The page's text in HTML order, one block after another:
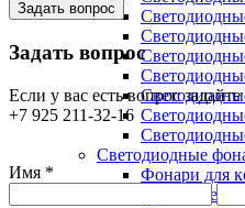
Светодиодные
Фонари для
Налобные
Задать вопрос
Задать вопрос
Если у вас есть вопрос
+7 925 211-32-16
Имя *